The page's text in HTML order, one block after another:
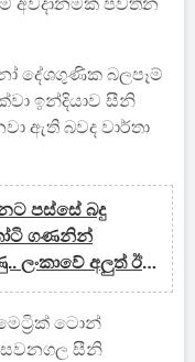
අවදානමක් පවතින
දේශගුණික බලපෑම්
ඉන්දියාව සීනි
ඇති බවද වාර්තා
පස්සේ බදු
ගණනින්
ලංකාවේ අලුත් ඊ-
තිත්ත ඇත්ත
ටොන්
සීනි